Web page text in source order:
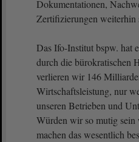
Dokumentationen,
Zertifizierungen weiterhin
Das Ifo-Institut bspw. hat
durch die bürokratischen
verlieren wir 146
Wirtschaftsleistung, nur
unseren Betrieben und
Würden wir so mutig
machen das wesentlich